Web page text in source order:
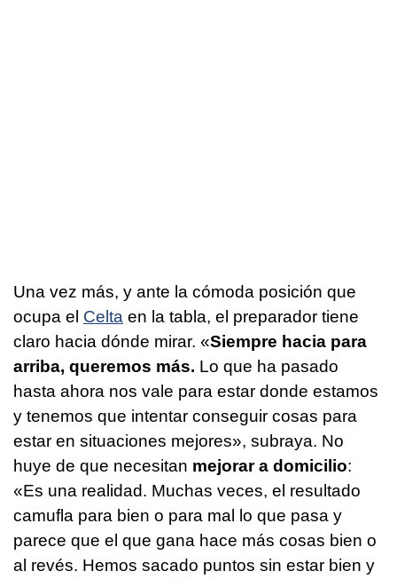
Una vez más, y ante la cómoda posición que
ocupa el Celta en la tabla, el preparador tiene
claro hacia dónde mirar. «Siempre hacia para
arriba, queremos más. Lo que ha pasado
hasta ahora nos vale para estar donde estamos
y tenemos que intentar conseguir cosas para
estar en situaciones mejores», subraya. No
huye de que necesitan mejorar a domicilio:
«Es una realidad. Muchas veces, el resultado
camufla para bien o para mal lo que pasa y
parece que el que gana hace más cosas bien o
al revés. Hemos sacado puntos sin estar bien y